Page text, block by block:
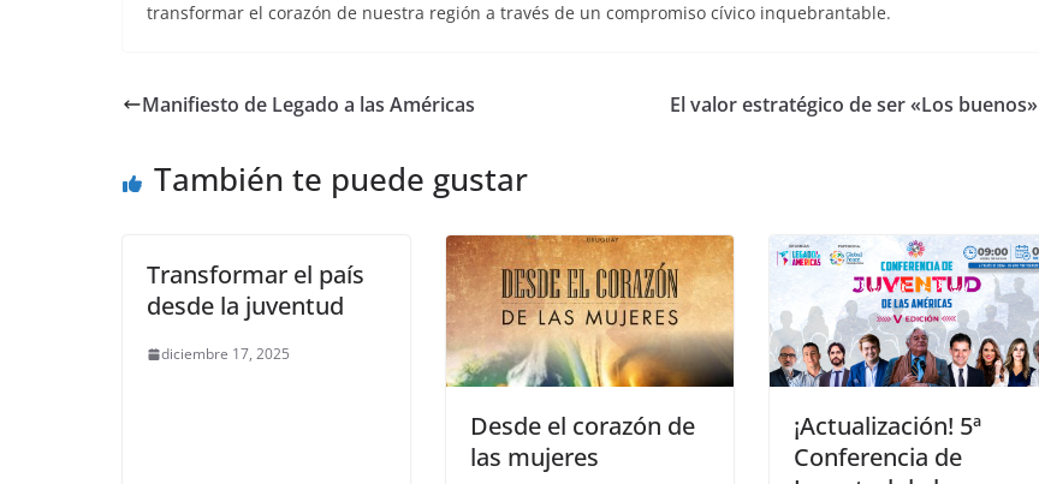
transformar el corazón de nuestra región a través de un compromiso cívico inquebrantable.
Manifiesto de Legado a las Américas El valor estratégico de ser «Los buenos»
También te puede gustar
Transformar el país
desde la juventud
diciembre 17, 2025
Desde el corazón de
las mujeres
¡Actualización! 5ª
Conferencia de